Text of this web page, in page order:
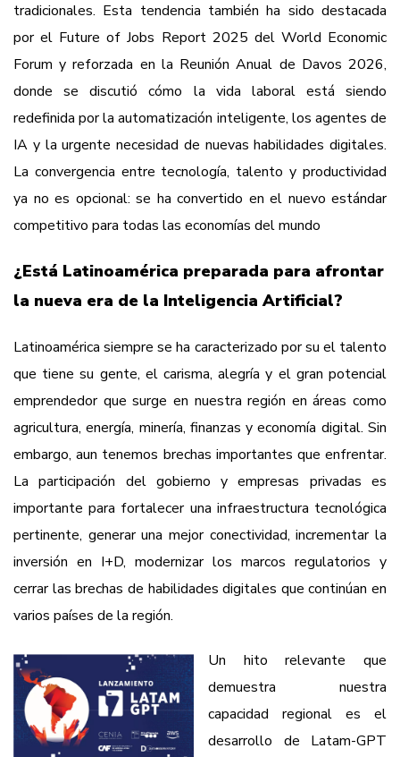
tradicionales. Esta tendencia también ha sido destacada
por el Future of Jobs Report 2025 del World Economic
Forum y reforzada en la Reunión Anual de Davos 2026,
donde se discutió cómo la vida laboral está siendo
redefinida por la automatización inteligente, los agentes de
IA y la urgente necesidad de nuevas habilidades digitales.
La convergencia entre tecnología, talento y productividad
ya no es opcional: se ha convertido en el nuevo estándar
competitivo para todas las economías del mundo
¿Está Latinoamérica preparada para afrontar
la nueva era de la Inteligencia Artificial?
Latinoamérica siempre se ha caracterizado por su el talento
que tiene su gente, el carisma, alegría y el gran potencial
emprendedor que surge en nuestra región en áreas como
agricultura, energía, minería, finanzas y economía digital. Sin
embargo, aun tenemos brechas importantes que enfrentar.
La participación del gobierno y empresas privadas es
importante para fortalecer una infraestructura tecnológica
pertinente, generar una mejor conectividad, incrementar la
inversión en I+D, modernizar los marcos regulatorios y
cerrar las brechas de habilidades digitales que continúan en
varios países de la región.
Un hito relevante que
demuestra nuestra
capacidad regional es el
desarrollo de Latam-GPT